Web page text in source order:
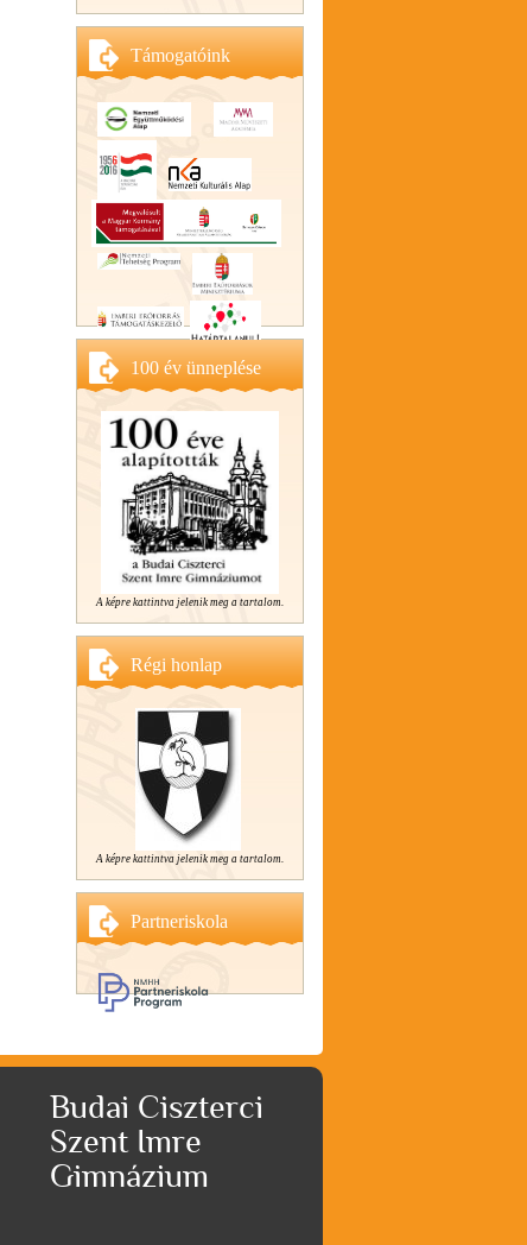
Támogatóink
100 év ünneplése
A képre kattintva jelenik meg a tartalom.
Régi honlap
A képre kattintva jelenik meg a tartalom.
Partneriskola
Budai Ciszterci
Szent Imre
Gimnázium